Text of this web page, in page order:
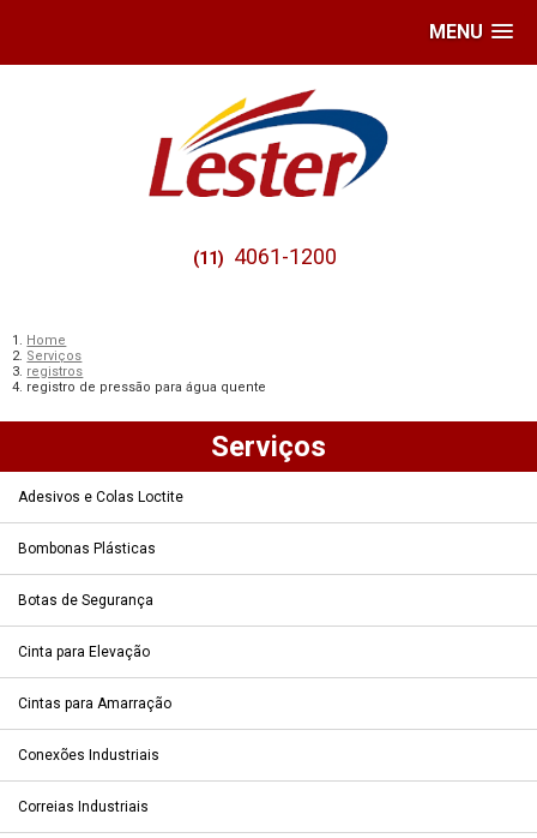
MENU
(11) 4061-1200
Home
Serviços
registros
registro de pressão para água quente
Serviços
Adesivos e Colas Loctite
Bombonas Plásticas
Botas de Segurança
Cinta para Elevação
Cintas para Amarração
Conexões Industriais
Correias Industriais